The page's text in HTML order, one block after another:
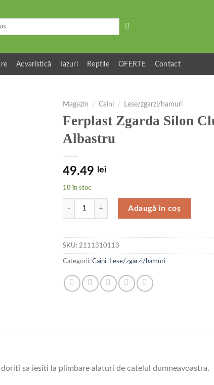
Acvaristică Iazuri Reptile OFERTE Contact
Magazin / Caini / Lese/zgarzi/hamuri
Ferplast Zgarda Silon
Albastru
49.49 lei
10 în stoc
Cantitate Ferplast Zgarda Silon Club C 4.0X70
Adaugă în coș
SKU: 2111310113
Categorii: Caini, Lese/zgarzi/hamuri
sa iesiti la plimbare alaturi de catelul dumneavoastra.